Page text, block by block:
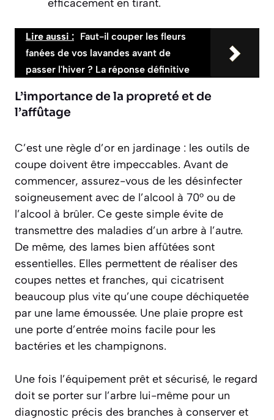
efficacement en tirant.
Lire aussi : Faut-il couper les fleurs
fanées de vos lavandes avant de
passer l'hiver ? La réponse définitive
L’importance de la propreté et de
l’affûtage
C’est une règle d’or en jardinage : les outils de
coupe doivent être impeccables. Avant de
commencer, assurez-vous de les désinfecter
soigneusement avec de l’alcool à 70° ou de
l’alcool à brûler. Ce geste simple évite de
transmettre des maladies d’un arbre à l’autre.
De même, des lames bien affûtées sont
essentielles. Elles permettent de réaliser des
coupes nettes et franches, qui cicatrisent
beaucoup plus vite qu’une coupe déchiquetée
par une lame émoussée. Une plaie propre est
une porte d’entrée moins facile pour les
bactéries et les champignons.
Une fois l’équipement prêt et sécurisé, le regard
doit se porter sur l’arbre lui-même pour un
diagnostic précis des branches à conserver et